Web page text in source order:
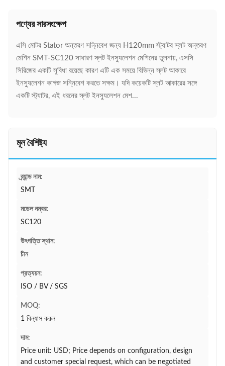
পণ্যের সারসংক্ষেপ
এসি মোটর Stator অন্তরণ সন্নিবেশ জন্য H120mm স্ট্যাটর স্লট অন্তরণ
মেশিন SMT-SC120 সাধারণ স্লট ইনস্যুলেশন মেশিনের তুলনায়, এসসি
সিরিজের একটি সুবিধা রয়েছে কারণ এটি এক সময়ে বিভিন্ন স্লট আকারে
ইনস্যুলেশন কাগজ সন্নিবেশ করতে সক্ষম। যদি কয়েকটি স্লট আকারের সঙ্গে
একটি স্ট্যাটর, এই ধরনের স্লট ইনস্যুলেশন মেশ...
মূল বৈশিষ্ট্য
ব্র্যান্ড নাম:
SMT
মডেল নম্বর:
SC120
উৎপত্তি স্থান:
চীন
প্রত্যয়ন:
ISO / BV / SGS
MOQ:
1 বিন্যাস করুন
দাম:
Price unit: USD; Price depends on configuration, design
and customer special request, which can be negotiated